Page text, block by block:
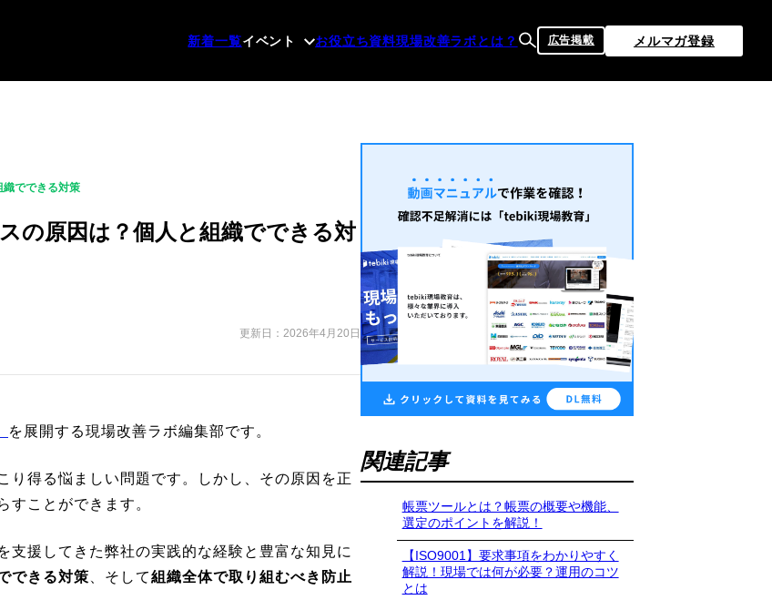
新着一覧イベント お役立ち資料現場改善ラボとは？ 広告掲載 メルマガ登録
織でできる対策
の原因は？個人と組織でできる対
更新日：2026年4月20日
を展開する現場改善ラボ編集部です。
り得る悩ましい問題です。しかし、その原因を正
すことができます。
支援してきた弊社の実践的な経験と豊富な知見に
できる対策 、そして組織全体で取り組むべき防止
関連記事
帳票ツールとは？帳票の概要や機能、
選定のポイントを解説！
【ISO9001】要求事項をわかりやすく
解説！現場では何が必要？運用のコツ
とは